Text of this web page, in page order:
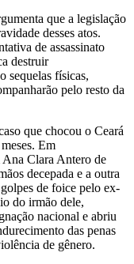
que a legislação
desses atos.
de assassinato
destruir
sequelas físicas,
pelo resto da
que chocou o Ceará
Em
Clara Antero de
decepada e a outra
de foice pelo ex-
do irmão dele,
nacional e abriu
das penas
de gênero.